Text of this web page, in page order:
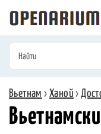
Вьетнам ›Ханой ›